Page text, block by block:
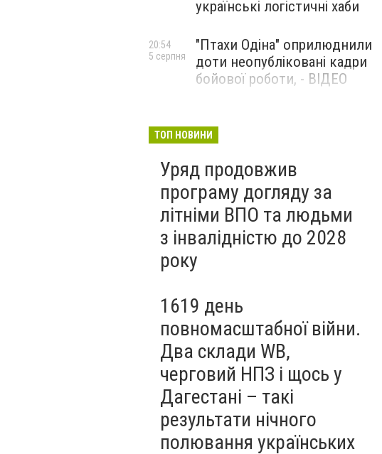
українські логістичні хаби
"Птахи Одіна" оприлюднили
доти неопубліковані кадри
бойової роботи, - ВІДЕО
20:54
5 серпня
Бєдняков зіграє тата
новому українському
фільмі, - ФОТО
5 серпня
ТОП НОВИНИ
Уряд продовжив
програму догляду за
літніми ВПО та людьми
з інвалідністю до 2028
року
1619 день
повномасштабної війни.
Два склади WB,
черговий НПЗ і щось у
Дагестані – такі
результати нічного
полювання українських